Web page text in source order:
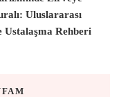
Uluslararası
Ustalaşma Rehberi